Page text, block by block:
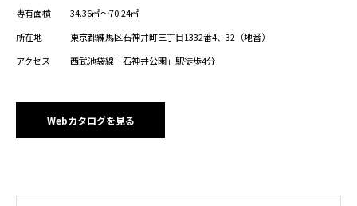
専有面積
34.36㎡～70.24㎡
所在地
東京都練馬区石神井町三丁目1332番4、32（地番）
アクセス
西武池袋線「石神井公園」駅徒歩4分
Webカタログを見る